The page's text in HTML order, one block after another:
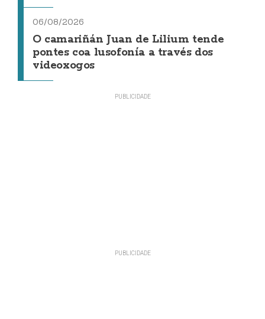
06/08/2026
O camariñán Juan de Lilium tende
pontes coa lusofonía a través dos
videoxogos